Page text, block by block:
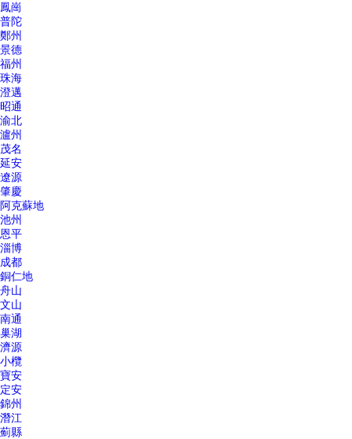
鳳崗
普陀
鄭州
景德
福州
珠海
澄邁
昭通
渝北
瀘州
茂名
延安
遼源
肇慶
阿克蘇地
池州
恩平
淄博
成都
銅仁地
舟山
文山
南通
巢湖
濟源
小欖
寶安
定安
錦州
潛江
薊縣